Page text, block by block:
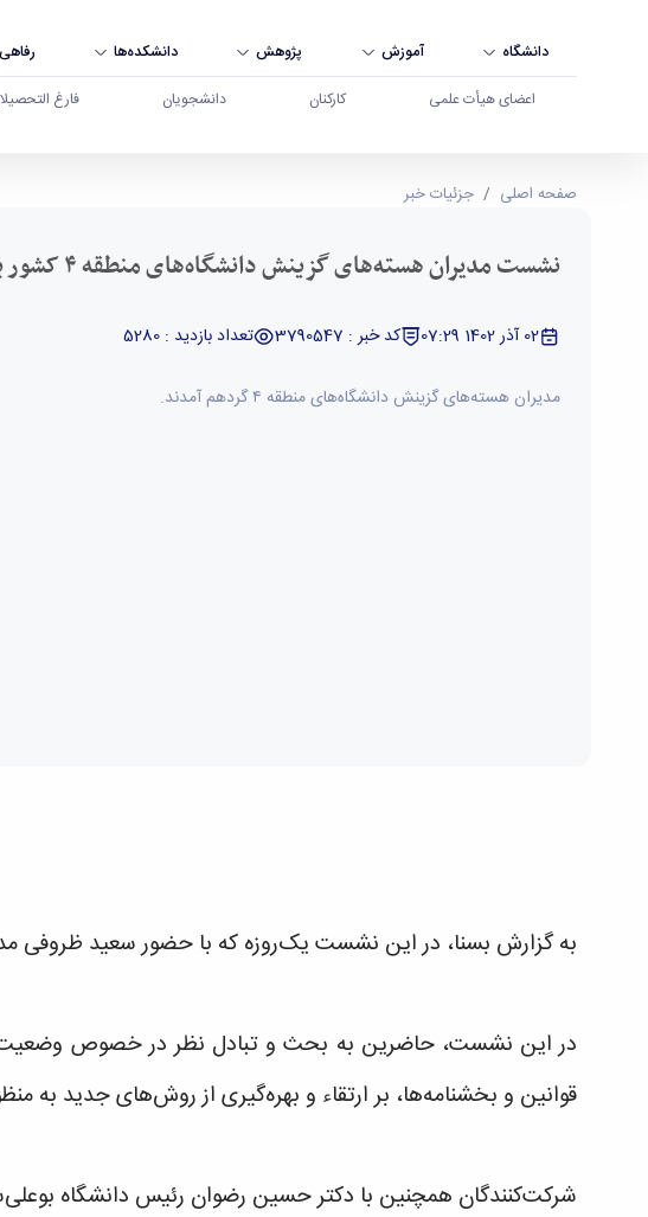
دانشگاه آموزش پژوهش دانشکده‌ها رفاهی
اعضای هیأت علمی کارکنان دانشجویان فارغ
نشست مدیران هسته‌های گزینش دانشگاه‌های منطقه ۴ کشور برگزار شد - دانشگاه بوعلی سینا همدان
صفحه اصلی جزئیات خبر
نشست مدیران هسته‌های گزینش دانشگاه‌های منطقه ۴ کشور برگزار شد
02 آذر 1402 07:29 کد خبر : 3790547 تعداد بازدید : 5280
مدیران هسته‌های گزینش دانشگاه‌های منطقه ۴ گردهم آمدند.
به گزارش بسنا، در این نشست یک‌روزه که با حضور سعید ظروفی
در این نشست، حاضرین به بحث و تبادل نظر در خصوص وضعیت
قوانین و بخشنامه‌ها، بر ارتقاء و بهره‌گیری از روش‌های جدید به
شرکت‌کنندگان همچنین با دکتر حسین رضوان رئیس دانشگاه